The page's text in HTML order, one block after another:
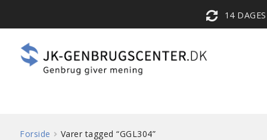
14
Forside Varer tagged “GGL304”